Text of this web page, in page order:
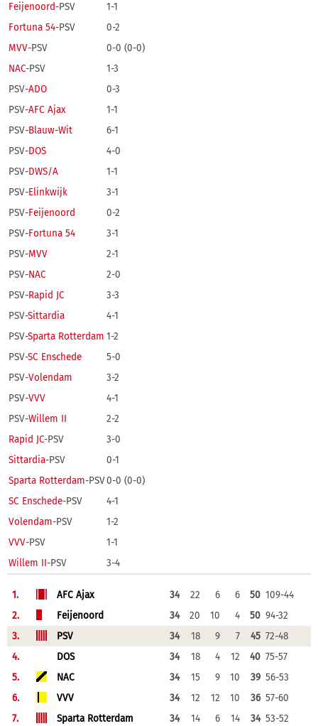
Feijenoord-PSV
1-1
Fortuna 54-PSV
0-2
MVV-PSV
0-0 (0-0)
NAC-PSV
1-3
PSV-ADO
0-3
PSV-AFC Ajax
1-1
PSV-Blauw-Wit
6-1
PSV-DOS
4-0
PSV-DWS/A
1-1
PSV-Elinkwijk
3-1
PSV-Feijenoord
0-2
PSV-Fortuna 54
3-1
PSV-MVV
2-1
PSV-NAC
2-0
PSV-Rapid JC
3-3
PSV-Sittardia
4-1
PSV-Sparta Rotterdam 1-2
PSV-SC Enschede
5-0
PSV-Volendam
3-2
PSV-VVV
4-1
PSV-Willem II
2-2
Rapid JC-PSV
3-0
Sittardia-PSV
0-1
Sparta Rotterdam-PSV0-0 (0-0)
SC Enschede-PSV
4-1
Volendam-PSV
1-2
VVV-PSV
1-1
Willem II-PSV 3-4
1. AFC Ajax 34 22 6 6 50 109-44
2.
Feijenoord 34 20 10 4 50 94-32
3.
PSV 34 18 9 7 45 72-48
4.
DOS 34 18 4 12 40 75-57
5.
NAC 34 15 9 10 39 56-53
6.
VVV 34 12 12 10 36 57-60
7.
Sparta Rotterdam 34 14 6 14 34 53-52